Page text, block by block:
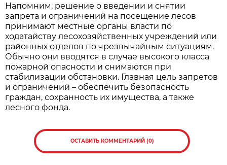
Напомним, решение о введении и снятии
запрета и ограничений на посещение лесов
принимают местные органы власти по
ходатайству лесохозяйственных учреждений или
районных отделов по чрезвычайным ситуациям.
Обычно они вводятся в случае высокого класса
пожарной опасности и снимаются при
стабилизации обстановки. Главная цель запретов
и ограничений – обеспечить безопасность
граждан, сохранность их имущества, а также
лесного фонда.
ОСТАВИТЬ КОММЕНТАРИЙ (0)